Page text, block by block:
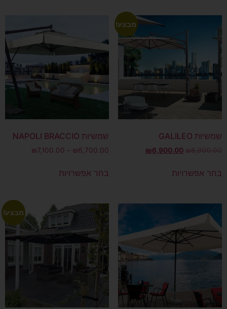
מבצע!
שמשיות GALILEO
₪8,900.00
₪6,900.00
בחר אפשרויות
שמשיות NAPOLI BRACCIO
₪6,700.00
–
₪7,100.00
בחר אפשרויות
מבצע!